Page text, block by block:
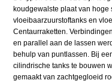
koudgewalste plaat van hoge
vloeibaarzuurstoftanks en
Centaurraketten.
en parallel aan de lassen
behulp van puntlassen. Bij
cilindrische tanks te bouwen
gemaakt van zachtgegloeid